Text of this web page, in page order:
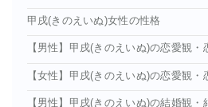
甲戌(きのえいぬ)女性の性格
【男性】甲戌(きのえいぬ)の恋愛観・
【女性】甲戌(きのえいぬ)の恋愛観・
【男性】甲戌(きのえいぬ)の結婚観・